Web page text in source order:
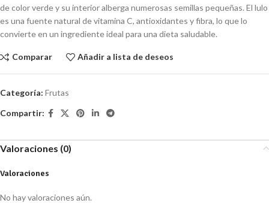
de color verde y su interior alberga numerosas semillas pequeñas. El lulo
es una fuente natural de vitamina C, antioxidantes y fibra, lo que lo
convierte en un ingrediente ideal para una dieta saludable.
Comparar Añadir a lista de deseos
Categoría: Frutas
Compartir:
Valoraciones (0)
Valoraciones
No hay valoraciones aún.